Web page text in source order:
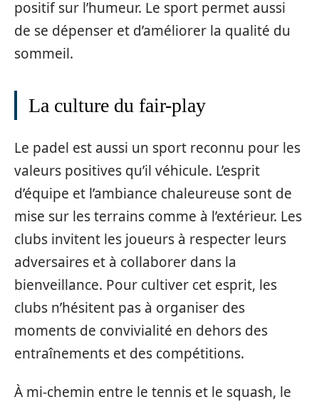
positif sur l’humeur. Le sport permet aussi
de se dépenser et d’améliorer la qualité du
sommeil.
La culture du fair-play
Le padel est aussi un sport reconnu pour les
valeurs positives qu’il véhicule. L’esprit
d’équipe et l’ambiance chaleureuse sont de
mise sur les terrains comme à l’extérieur. Les
clubs invitent les joueurs à respecter leurs
adversaires et à collaborer dans la
bienveillance. Pour cultiver cet esprit, les
clubs n’hésitent pas à organiser des
moments de convivialité en dehors des
entraînements et des compétitions.
À mi-chemin entre le tennis et le squash, le